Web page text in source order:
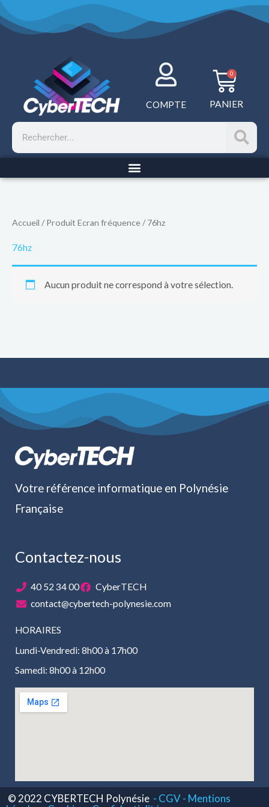
Aller
au
COMPTE
0
PANIER
Rechercher
Accueil / Produit Ecran fréquence / 76hz
76hz
Aucun produit ne correspond à votre sélection.
Votre référence informatique en Polynésie
Française
Contactez-nous
40 52 34 00
CyberTECH
contact@cybertech-polynesie.com
HORAIRES
Lundi-Vendredi: 8h00 à 17h00
Samedi: 8h00 à 12h00
© 2022 CYBERTECH Polynésie - CGV - Mentions